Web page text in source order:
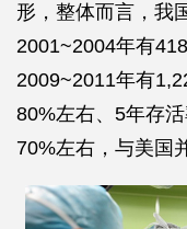
形，整体而言，我
2001~2004年有
2009~2011年有
80%左右、5年存
70%左右，与美国